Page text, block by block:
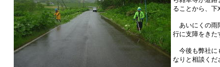
ることから、下
あいにくの雨
行に支障をきた
今後も弊社に
なりと相談くだ